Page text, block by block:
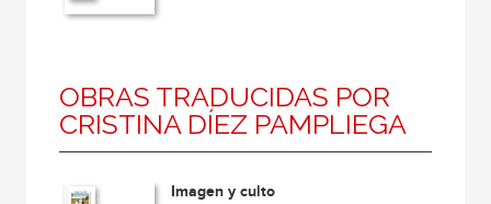
Escritora
Prologuista
Traductor
OBRAS TRADUCIDAS POR
CRISTINA DÍEZ PAMPLIEGA
Imagen y culto